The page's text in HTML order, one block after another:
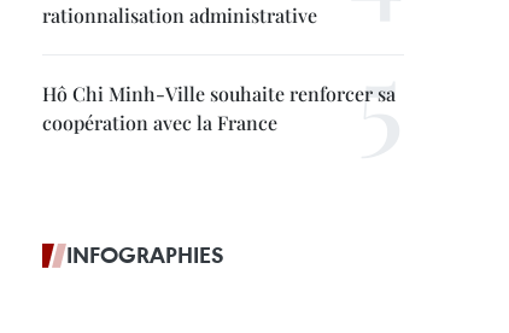
rationnalisation administrative
Hô Chi Minh-Ville souhaite renforcer sa
coopération avec la France
INFOGRAPHIES